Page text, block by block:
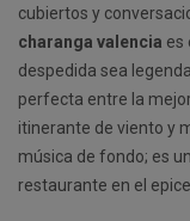
cubiertos y
charanga valencia es
despedida sea
perfecta entre la
itinerante de viento y
música de fondo; es
restaurante en el